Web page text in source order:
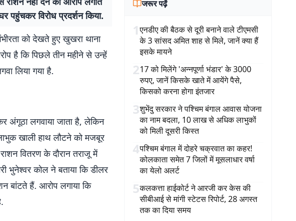
पहुंचकर विरोध प्रदर्शन किया.
को देखते हुए खुखरा थाना
है कि पिछले तीन महीने से उन्हें
लिया गया है.
अंगूठा लगवाया जाता है, लेकिन
खाली हाथ लौटने को मजबूर
वितरण के दौरान तराजू में
भुनेश्वर कोल ने बताया कि डीलर
बांटते हैं. आरोप लगाया कि
जरूर पढ़ें
1एनडीए की बैठक से दूरी बनाने वाले टीएमसी
के 3 सांसद अमित शाह से मिले, जानें क्या हैं
इसके मायने
217 को मिलेंगे 'अन्नपूर्णा भंडार' के 3000
रुपए, जानें किसके खाते में आयेंगे पैसे,
किसको करना होगा इंतजार
3शुभेंदु सरकार ने पश्चिम बंगाल आवास योजना
का नाम बदला, 10 लाख से अधिक लाभुकों
को मिली दूसरी किस्त
4पश्चिम बंगाल में दोहरे चक्रवात का कहर!
कोलकाता समेत 7 जिलों में मूसलाधार वर्षा
का येलो अलर्ट
5कलकत्ता हाईकोर्ट ने आरजी कर केस की
सीबीआई से मांगी स्टेटस रिपोर्ट, 28 अगस्त
तक का दिया समय